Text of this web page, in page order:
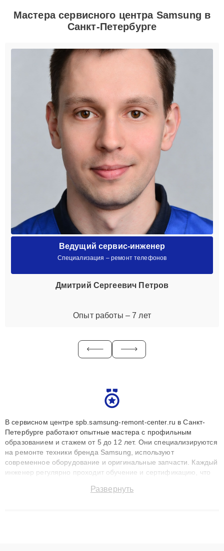
Мастера сервисного центра Samsung в
Санкт-Петербурге
Ведущий сервис-инженер
Специализация – ремонт телефонов
Дмитрий Сергеевич Петров
Опыт работы – 7 лет
В сервисном центре spb.samsung-remont-center.ru в Санкт-
Петербурге работают опытные мастера с профильным
образованием и стажем от 5 до 12 лет. Они специализируются
на ремонте техники бренда Samsung, используют
современное оборудование и оригинальные запчасти. Каждый
инженер регулярно проходит обучение и сертификацию, что
восстанавливать технику с сохранением гарантии до 3 лет.
Развернуть